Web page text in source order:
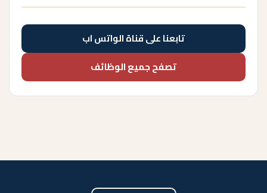
تابعنا على قناة الواتس اب
تصفح جميع الوظائف